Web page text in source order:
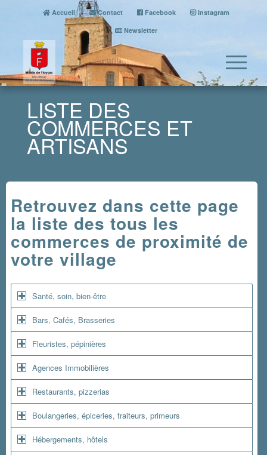
Accueil Contact Facebook
Instagram
Newsletter
LISTE DES
COMMERCES ET
ARTISANS
Retrouvez dans cette page
la liste des tous les
commerces de proximité de
votre village
Santé, soin, bien-être
Bars, Cafés, Brasseries
Fleuristes, pépinières
Agences Immobilières
Restaurants, pizzerias
Boulangeries, épiceries, traiteurs, primeurs
Hébergements, hôtels